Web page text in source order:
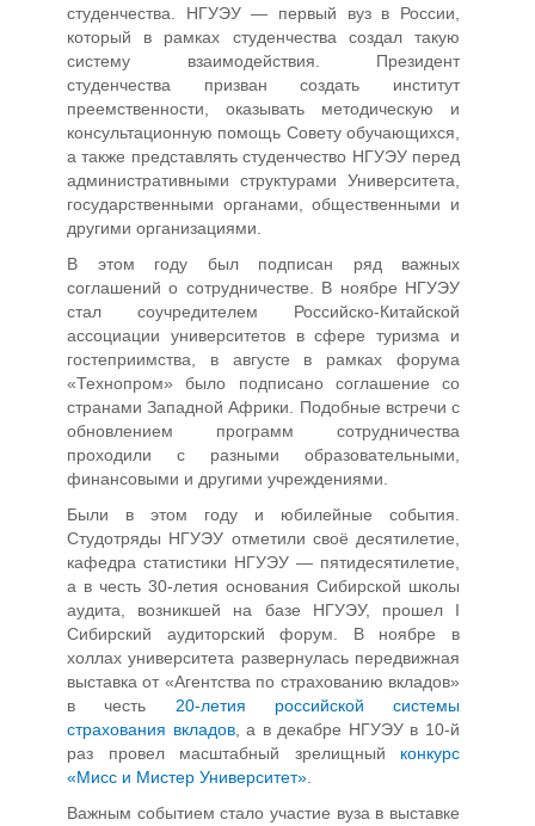
студенчества. НГУЭУ — первый вуз в России,
который в рамках студенчества создал такую
систему взаимодействия. Президент
студенчества призван создать институт
преемственности, оказывать методическую и
консультационную помощь Совету обучающихся,
а также представлять студенчество НГУЭУ перед
административными структурами Университета,
государственными органами, общественными и
другими организациями.
В этом году был подписан ряд важных
соглашений о сотрудничестве. В ноябре НГУЭУ
стал соучредителем Российско-Китайской
ассоциации университетов в сфере туризма и
гостеприимства, в августе в рамках форума
«Технопром» было подписано соглашение со
странами Западной Африки. Подобные встречи с
обновлением программ сотрудничества
проходили с разными образовательными,
финансовыми и другими учреждениями.
Были в этом году и юбилейные события.
Студотряды НГУЭУ отметили своё десятилетие,
кафедра статистики НГУЭУ — пятидесятилетие,
а в честь 30-летия основания Сибирской школы
аудита, возникшей на базе НГУЭУ, прошел I
Сибирский аудиторский форум. В ноябре в
холлах университета развернулась передвижная
выставка от «Агентства по страхованию вкладов»
в честь 20-летия российской системы
страхования вкладов, а в декабре НГУЭУ в 10-й
раз провел масштабный зрелищный конкурс
«Мисс и Мистер Университет»
Важным событием стало участие вуза в выставке